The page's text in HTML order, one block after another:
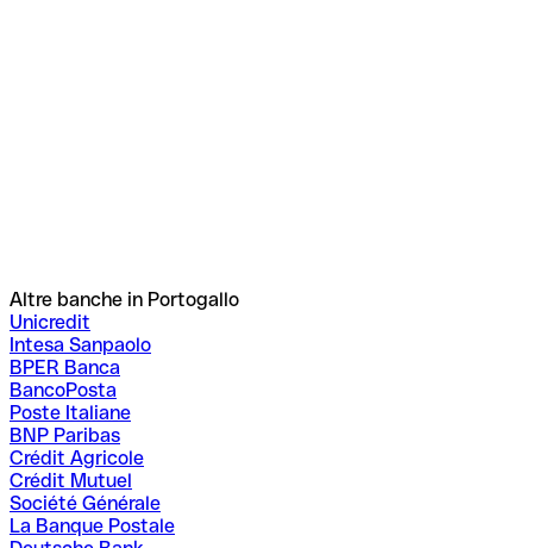
Altre banche in Portogallo
Unicredit
Intesa Sanpaolo
BPER Banca
BancoPosta
Poste Italiane
BNP Paribas
Crédit Agricole
Crédit Mutuel
Société Générale
La Banque Postale